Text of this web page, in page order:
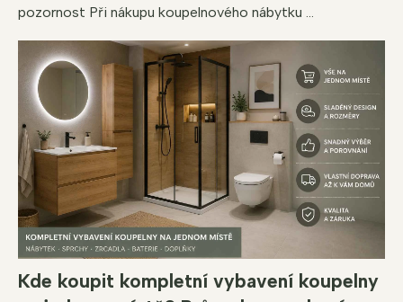
pozornost Při nákupu koupelnového nábytku ...
Kde koupit kompletní vybavení koupelny